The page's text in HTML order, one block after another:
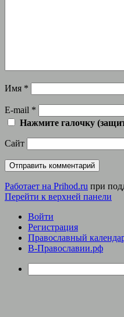
Имя *
E-mail *
Нажмите галочку
Сайт
Работает на Prihod.ru при
Перейти к верхней панели
Войти
Регистрация
Православный
В-Православии.рф